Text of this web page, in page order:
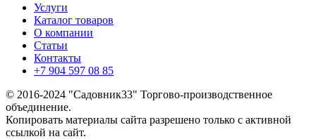
Услуги
Каталог товаров
О компании
Статьи
Контакты
+7 904 597 08 85
© 2016-2024 "Садовник33" Торгово-производственное
объединение.
Копировать материалы сайта разрешено только с активной
ссылкой на сайт.